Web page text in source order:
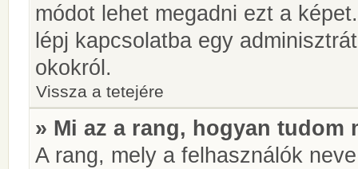
módot lehet megadni ezt a
lépj kapcsolatba egy
okokról.
Vissza a tetejére
» Mi az a rang, hogyan tudom
A rang, mely a felhasználók